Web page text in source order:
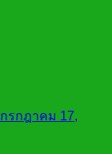
กรกฎาคม 17,